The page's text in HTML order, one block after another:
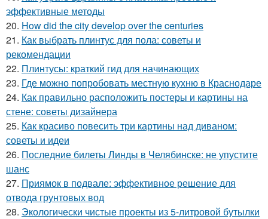
эффективные методы
20. How did the city develop over the centuries
21. Как выбрать плинтус для пола: советы и
рекомендации
22. Плинтусы: краткий гид для начинающих
23. Где можно попробовать местную кухню в Краснодаре
24. Как правильно расположить постеры и картины на
стене: советы дизайнера
25. Как красиво повесить три картины над диваном:
советы и идеи
26. Последние билеты Линды в Челябинске: не упустите
шанс
27. Приямок в подвале: эффективное решение для
отвода грунтовых вод
28. Экологически чистые проекты из 5-литровой бутылки